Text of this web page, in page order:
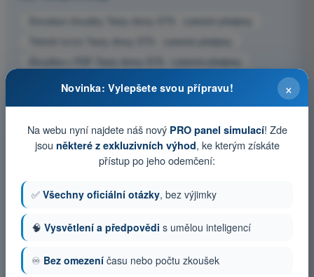
Simulace zkoušky Testy drony STS - Letecké předpisy
Trénink kvízů Testy drony STS - Letecké předpisy
Zkouška v PDF Testy drony STS - Letecké předpisy
×
Novinka: Vylepšete svou přípravu!
Na webu nyní najdete náš nový PRO panel simulací! Zde
jsou některé z exkluzivních výhod, ke kterým získáte
přístup po jeho odemčení:
✅ Všechny oficiální otázky, bez výjimky
🧠 Vysvětlení a předpovědi s umělou inteligencí
♾️ Bez omezení času nebo počtu zkoušek